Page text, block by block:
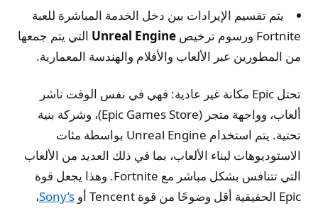
يتم تقسيم الإيرادات بين دخل الخدمة المباشرة للعبة
Fortnite ورسوم ترخيص
Unreal Engine التي يتم جمعها
من المطورين عبر الألعاب والأفلام والهندسة المعمارية.
تحتل Epic مكانة غير عادية: فهي في نفس الوقت ناشر
ألعاب، وواجهة متجر (Epic Games Store)، وشركة بنية
تحتية. يتم استخدام Unreal Engine بواسطة مئات
الاستوديوهات لبناء الألعاب، بما في ذلك العديد من الألعاب
التي تتنافس بشكل مباشر مع Fortnite. وهذا يجعل قوة
Epic الحقيقية أقل وضوحًا من قوة Tencent أو
Sony’s،